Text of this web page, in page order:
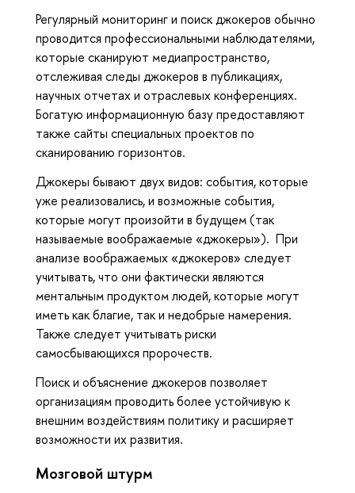
Регулярный мониторинг и поиск джокеров обычно
проводится профессиональными наблюдателями,
которые сканируют медиапространство,
отслеживая следы джокеров в публикациях,
научных отчетах и отраслевых конференциях.
Богатую информационную базу предоставляют
также сайты специальных проектов по
сканированию горизонтов.
Джокеры бывают двух видов: события, которые
уже реализовались, и возможные события,
которые могут произойти в будущем (так
называемые воображаемые «джокеры»). При
анализе воображаемых «джокеров» следует
учитывать, что они фактически являются
ментальным продуктом людей, которые могут
иметь как благие, так и недобрые намерения.
Также следует учитывать риски
самосбывающихся пророчеств.
Поиск и объяснение джокеров позволяет
организациям проводить более устойчивую к
внешним воздействиям политику и расширяет
возможности их развития.
Мозговой штурм